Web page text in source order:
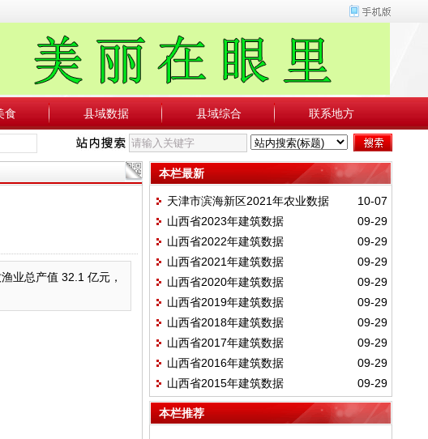
食 县域数据 县域综合 联系地方
业总产值 32.1 亿元，
本栏最新
10-07
天津市滨海新区2021年农业数据
09-29
山西省2023年建筑数据
09-29
山西省2022年建筑数据
09-29
山西省2021年建筑数据
09-29
山西省2020年建筑数据
09-29
山西省2019年建筑数据
09-29
山西省2018年建筑数据
09-29
山西省2017年建筑数据
09-29
山西省2016年建筑数据
09-29
山西省2015年建筑数据
本栏推荐